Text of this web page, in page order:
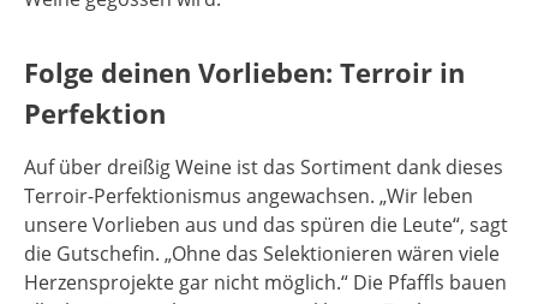
Folge deinen Vorlieben: Terroir in
Perfektion
Auf über dreißig Weine ist das Sortiment dank dieses
Terroir-Perfektionismus angewachsen. „Wir leben
unsere Vorlieben aus und das spüren die Leute“, sagt
die Gutschefin. „Ohne das Selektionieren wären viele
Herzensprojekte gar nicht möglich.“ Die Pfaffls bauen